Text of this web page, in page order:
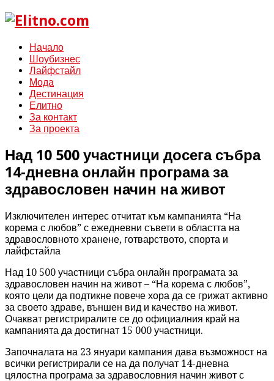
Начало
Шоубизнес
Лайфстайл
Мода
Дестинация
Елитно
За контакт
За проекта
Над 10 500 участници досега събра
14-дневна онлайн програма за
здравословен начин на живот
Изключителен интерес отчитат към кампанията “На
корема с любов” с ежедневни съвети в областта на
здравословното хранене, готварството, спорта и
лайфстайла
Над 10 500 участници събра онлайн програмата за
здравословен начин на живот – “На корема с любов”,
която цели да подтикне повече хора да се грижат активно
за своето здраве, външен вид и качество на живот.
Очакват регистриралите се до официалния край на
кампанията да достигнат 15 000 участници.
Започналата на 23 януари кампания дава възможност на
всички регистрирали се на да получат 14-дневна
цялостна програма за здравословния начин живот с